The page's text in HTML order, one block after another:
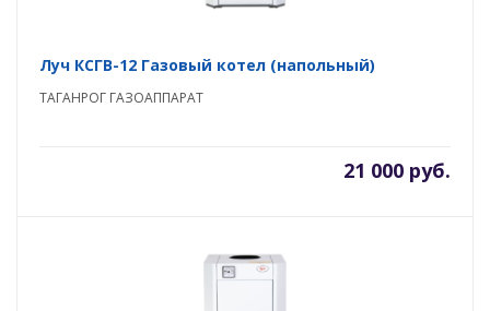
Луч КСГВ-12 Газовый котел (напольный)
ТАГАНРОГ ГАЗОАППАРАТ
21 000 руб.